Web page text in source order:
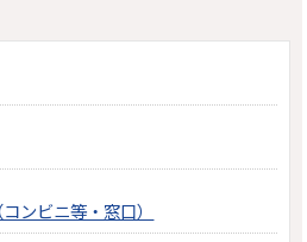
ンビニ等・窓口）